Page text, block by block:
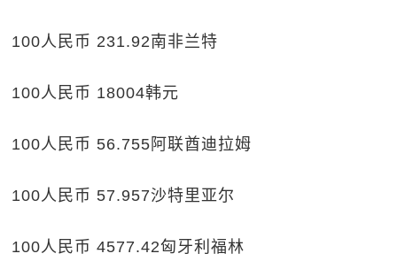
100人民币 231.92南非兰特
100人民币 18004韩元
100人民币 56.755阿联酋迪拉姆
100人民币 57.957沙特里亚尔
100人民币 4577.42匈牙利福林